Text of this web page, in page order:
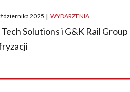
2025 | WYDARZENIA
Tech Solutions i G&K Rail Group